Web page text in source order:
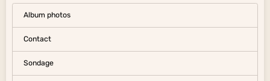
Album photos
Contact
Sondage